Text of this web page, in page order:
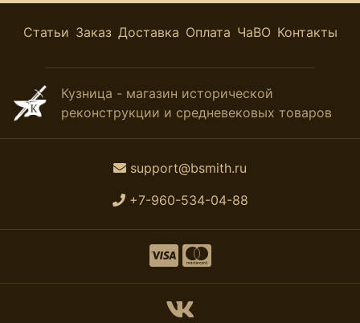
Статьи Заказ Доставка Оплата ЧаВО Контакты
Кузница - магазин исторической
реконструкции и средневековых товаров
support@bsmith.ru
+7-960-534-04-88